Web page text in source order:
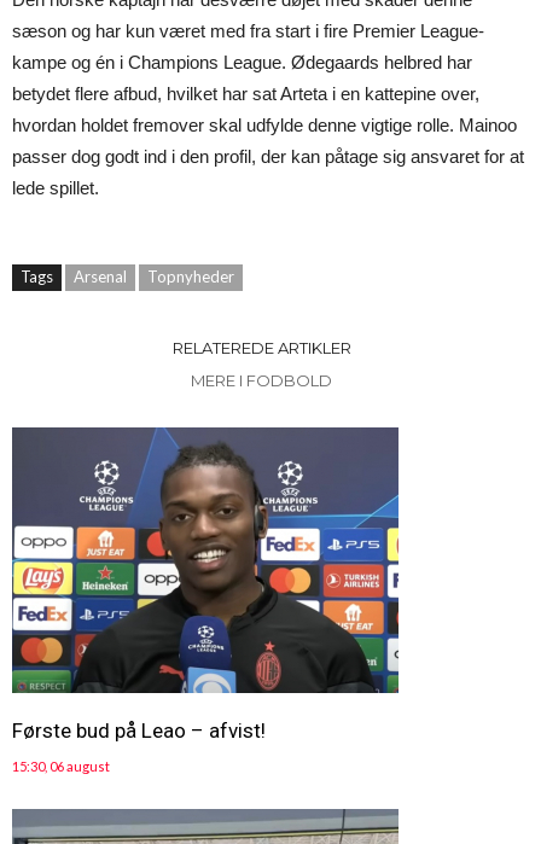
sæson og har kun været med fra start i fire Premier League-
kampe og én i Champions League. Ødegaards helbred har
betydet flere afbud, hvilket har sat Arteta i en kattepine over,
hvordan holdet fremover skal udfylde denne vigtige rolle. Mainoo
passer dog godt ind i den profil, der kan påtage sig ansvaret for at
lede spillet.
Tags Arsenal Topnyheder
RELATEREDE ARTIKLER
MERE I FODBOLD
Første bud på Leao – afvist!
15:30, 06 august